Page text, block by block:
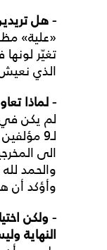
- هل
«علية»
تغيّر
الذي
- لماذا
لـ9
الى
والحمد
وأؤكد أن
- ولكن
النهاية